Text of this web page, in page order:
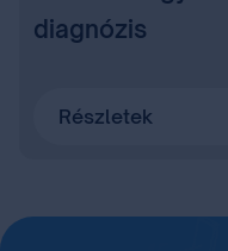
diagnózis
Részletek